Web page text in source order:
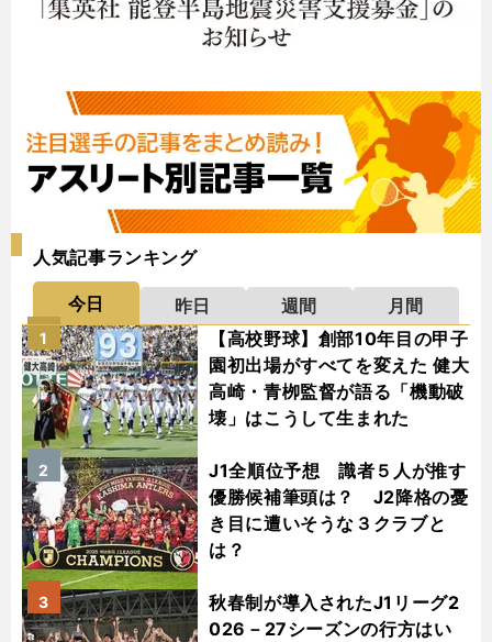
人気記事ランキング
今日 昨日 週間
月間
【高校野球】創部10年目の甲子
園初出場がすべてを変えた 健大
高崎・青栁監督が語る「機動破
壊」はこうして生まれた
1
J1全順位予想 識者５人が推す
優勝候補筆頭は？ J2降格の憂
き目に遭いそうな３クラブと
は？
2
秋春制が導入されたJ1リーグ2
026－27シーズンの行方はい
3